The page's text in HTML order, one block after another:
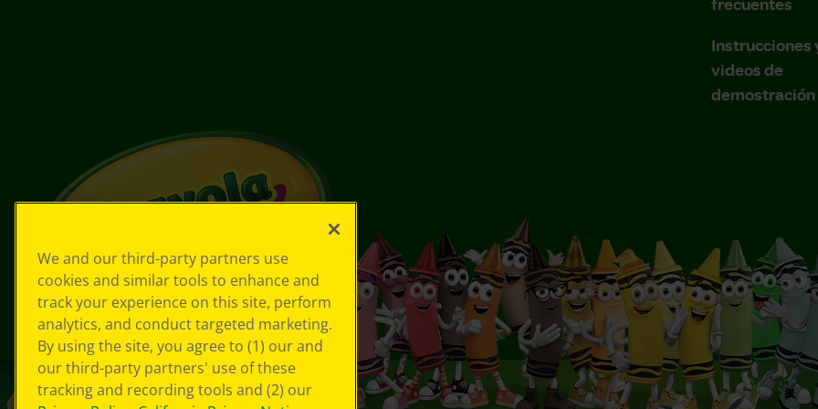
Instrucciones
videos de
demostración
We and our third-party partners use
cookies and similar tools to enhance and
track your experience on this site, perform
analytics, and conduct targeted marketing.
By using the site, you agree to (1) our and
our third-party partners' use of these
tracking and recording tools and (2) our